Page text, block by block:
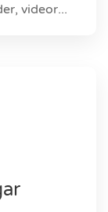
videor...